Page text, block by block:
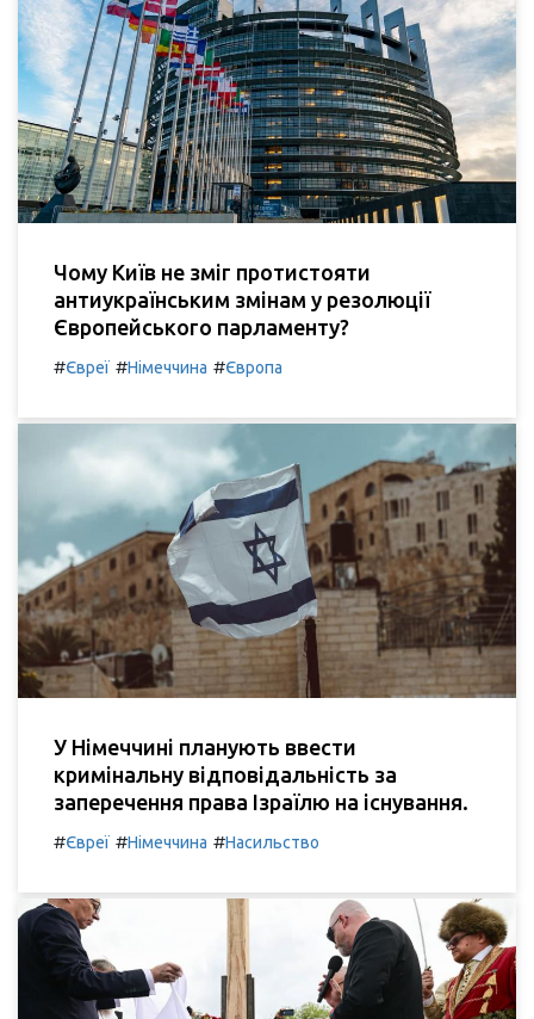
Чому Київ не зміг протистояти
антиукраїнським змінам у резолюції
Європейського парламенту?
#Євреї #Німеччина #Європа
У Німеччині планують ввести
кримінальну відповідальність за
заперечення права Ізраїлю на існування.
#Євреї #Німеччина #Насильство